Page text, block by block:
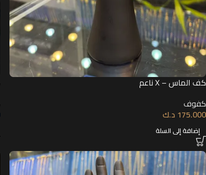
كف الماس – X ناعم
كفوف
175.000 د.ك
إضافة إلى السلة